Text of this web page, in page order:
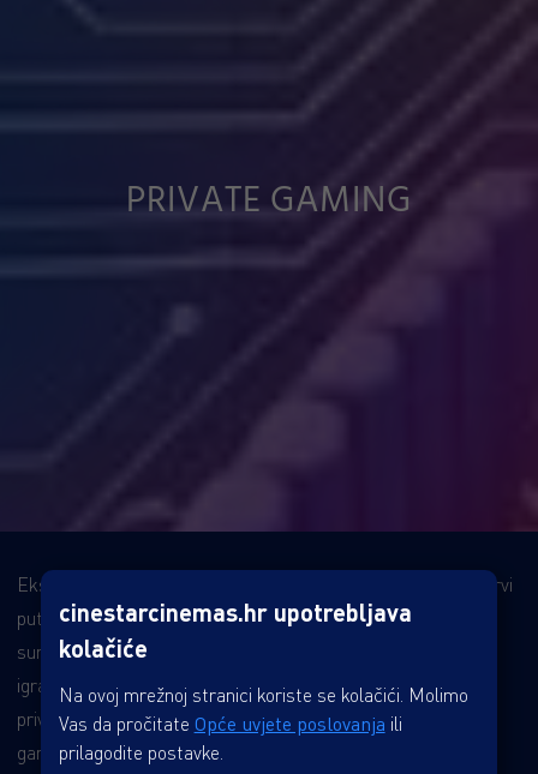
PRIVATE GAMING
Ekskluzivno u CineStaru Zagreb Zapad (Z Centar) imaš po prvi
puta priliku doživjeti gaming na velikom platnu uz odličan
surround zvuk, samo za tebe i tvoju ekipu. Okupi tim (do 20
igrača) i pripremite se za vrhunsko iskustvo. Uživajte u
privatnom druženju i igrajte najdraže igrice u jedinstvenoj
gaming areni.
cinestarcinemas.hr upotrebljava
kolačiće
Na ovoj mrežnoj stranici koriste se kolačići. Molimo
Vas da pročitate Opće uvjete poslovanja ili
prilagodite postavke.